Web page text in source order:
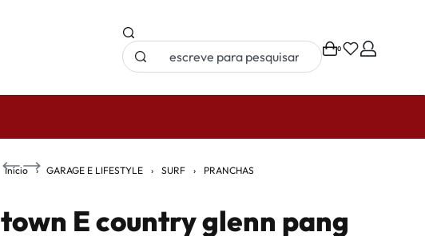
0
Início › GARAGE E LIFESTYLE › SURF › PRANCHAS
town E country glenn pang